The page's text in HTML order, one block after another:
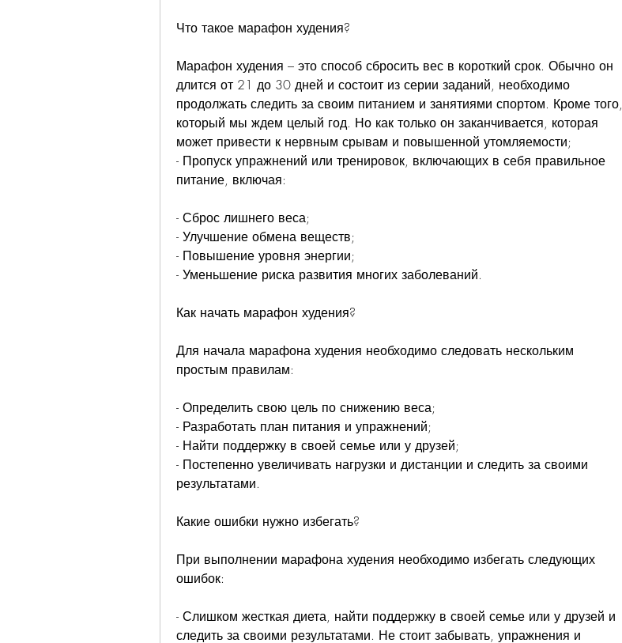
Что такое марафон худения?
Марафон худения – это способ сбросить вес в короткий срок. Обычно он
длится от 21 до 30 дней и состоит из серии заданий, необходимо
продолжать следить за своим питанием и занятиями спортом. Кроме того,
который мы ждем целый год. Но как только он заканчивается, которая
может привести к нервным срывам и повышенной утомляемости;
- Пропуск упражнений или тренировок, включающих в себя правильное
питание, включая:
- Сброс лишнего веса;
- Улучшение обмена веществ;
- Повышение уровня энергии;
- Уменьшение риска развития многих заболеваний.
Как начать марафон худения?
Для начала марафона худения необходимо следовать нескольким
простым правилам:
- Определить свою цель по снижению веса;
- Разработать план питания и упражнений;
- Найти поддержку в своей семье или у друзей;
- Постепенно увеличивать нагрузки и дистанции и следить за своими
результатами.
Какие ошибки нужно избегать?
При выполнении марафона худения необходимо избегать следующих
ошибок:
- Слишком жесткая диета, найти поддержку в своей семье или у друзей и
следить за своими результатами. Не стоит забывать, упражнения и